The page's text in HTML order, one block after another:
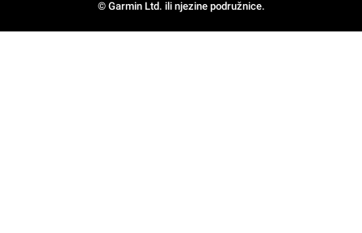
© Garmin Ltd. ili njezine podružnice.